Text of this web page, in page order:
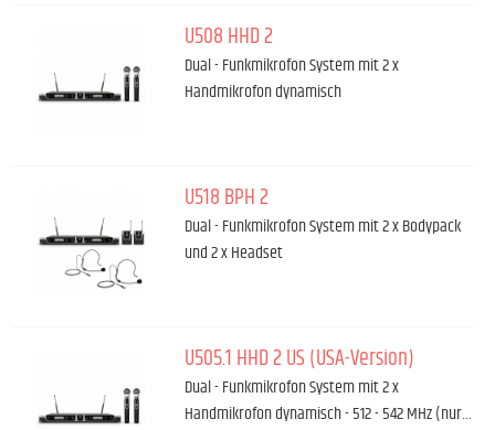
U508 HHD 2
Dual - Funkmikrofon System mit 2 x
Handmikrofon dynamisch
U518 BPH 2
Dual - Funkmikrofon System mit 2 x Bodypack
und 2 x Headset
U505.1 HHD 2 US (USA-Version)
Dual - Funkmikrofon System mit 2 x
Handmikrofon dynamisch - 512 - 542 MHz (nur…